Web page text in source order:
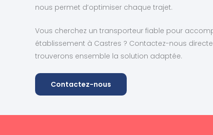
nous permet d’optimiser chaque trajet.
Vous cherchez un transporteur fiable pour
établissement à Castres ? Contactez-nous
trouverons ensemble la solution adaptée.
Contactez-nous